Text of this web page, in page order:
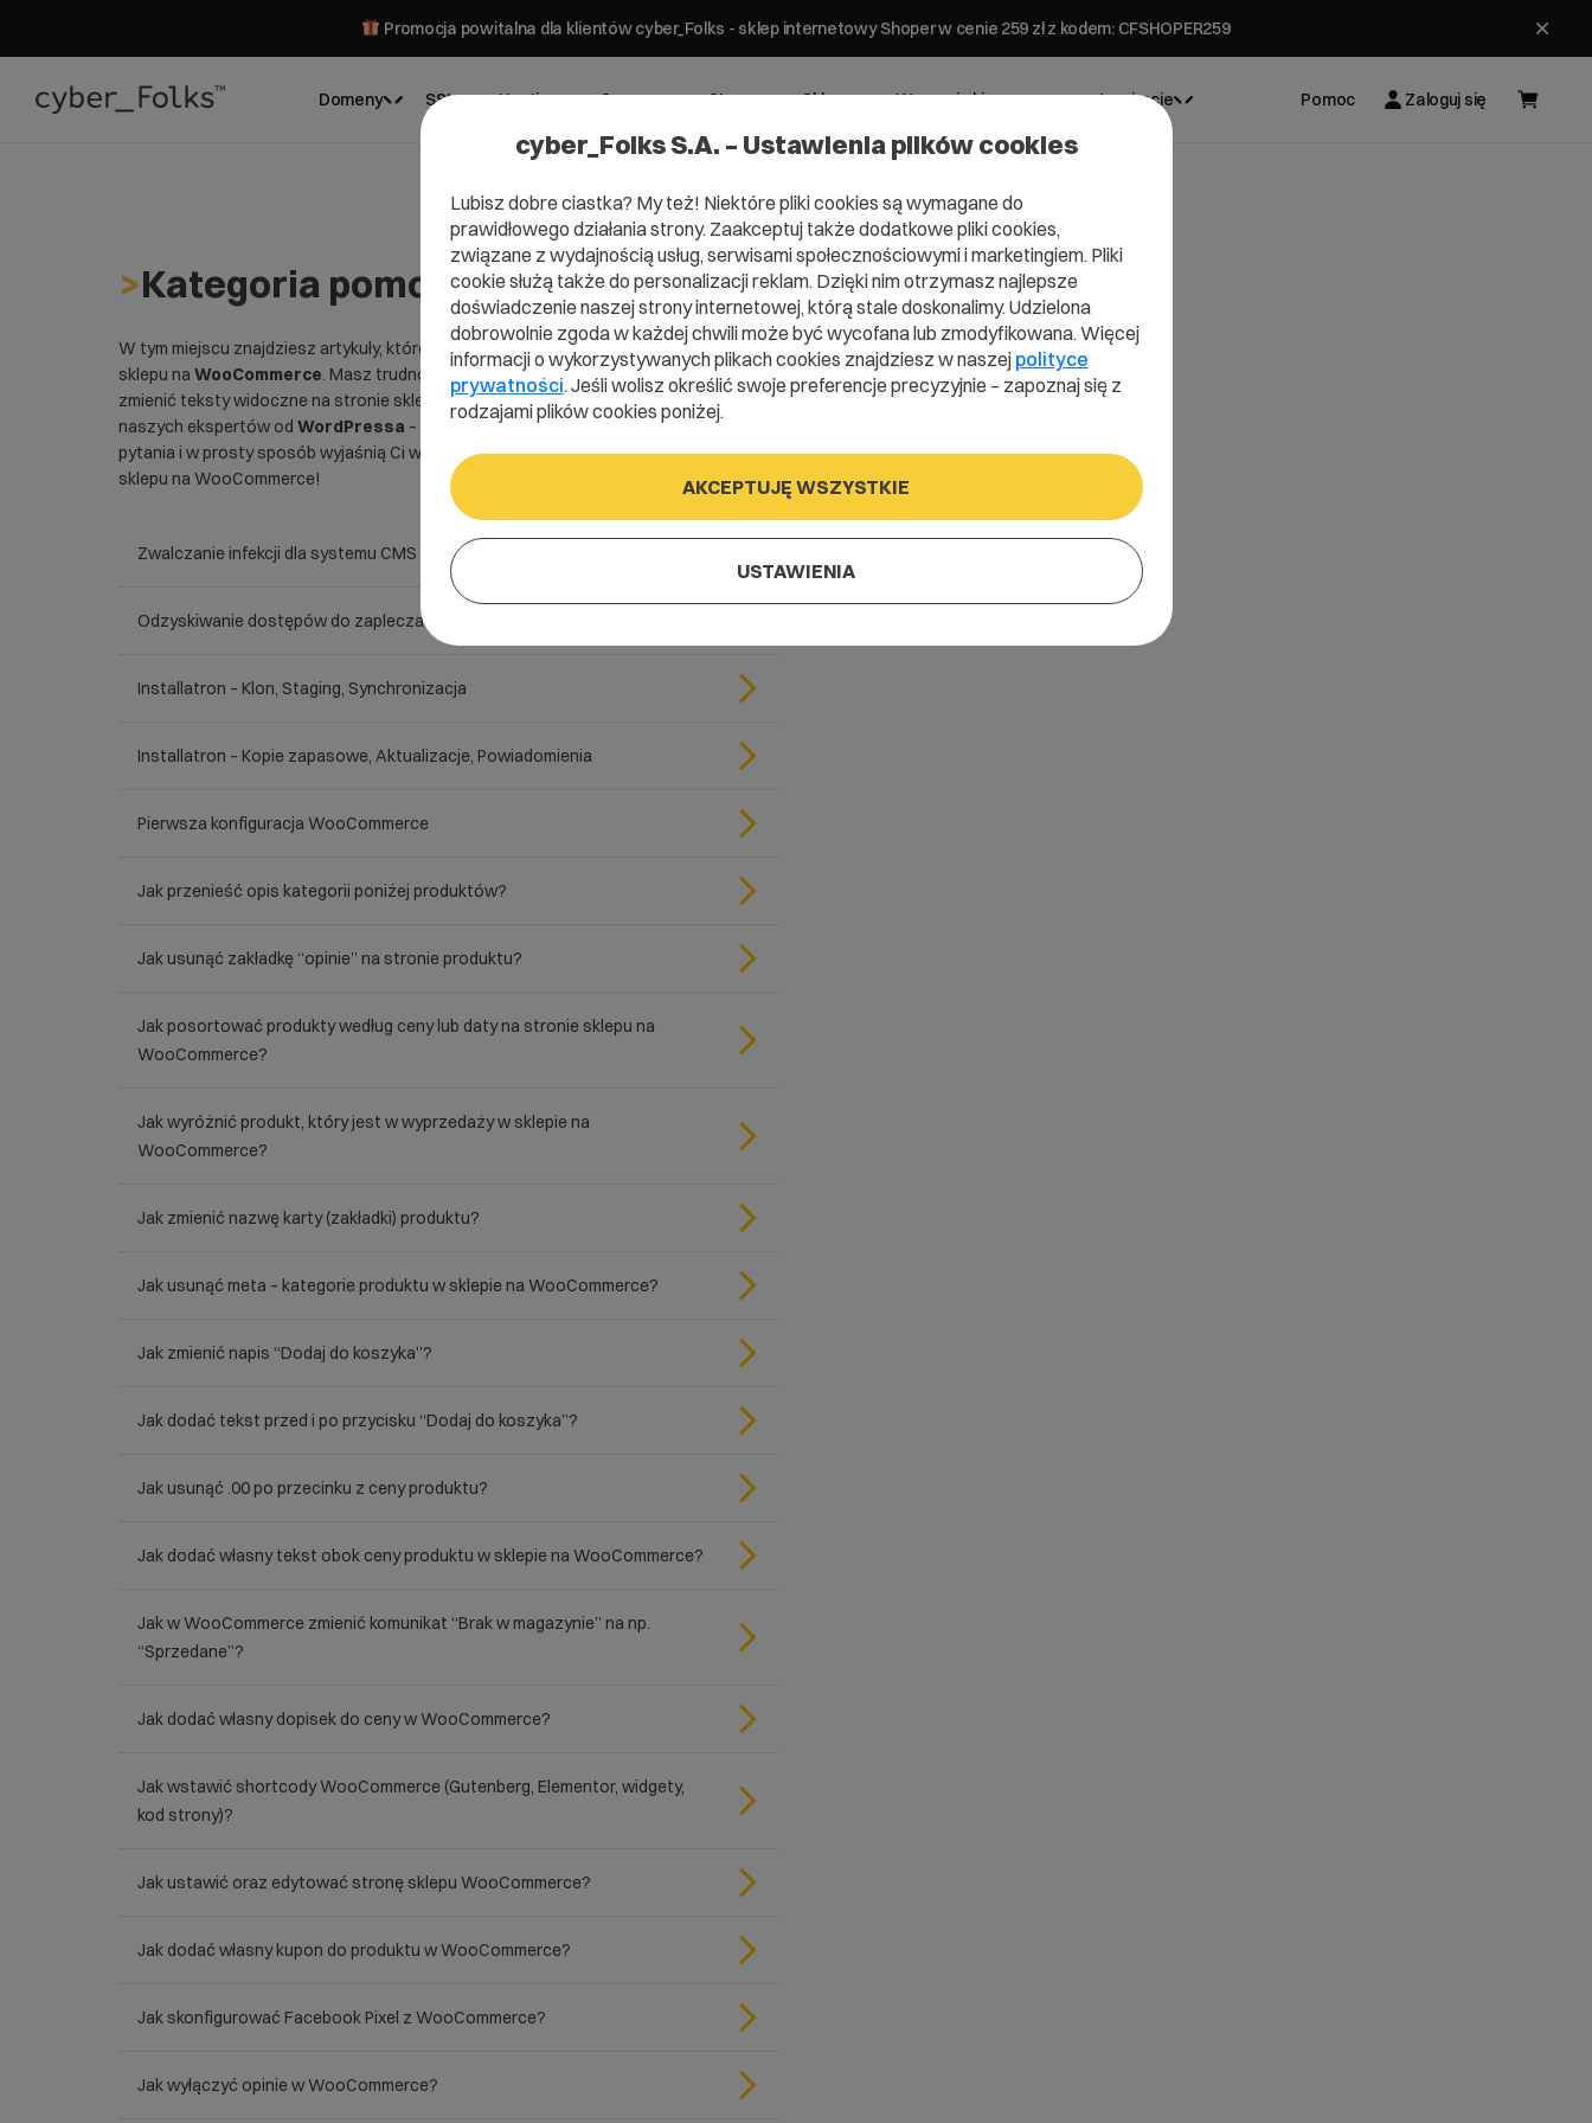
Promocja powitalna dla klientów cyber_Folks - sklep internetowy Shoper w cenie 259 zł z kodem: CFSHOPER259
Domeny SSL Hosting Serwery Strony Sklepy Wsparcie biznesowe Inspiracje Pomoc Zaloguj się
>Kategoria pomocy dla:WooCommerce
W tym miejscu znajdziesz artykuły, które będą pomocne w samodzielnej obsłudze
sklepu na WooCommerce. Masz trudności z prawidłową konfiguracją? Nie wiesz, jak
zmienić teksty widoczne na stronie sklepu? Czytaj poradniki przygotowane przez
naszych ekspertów od WordPressa – odpowiedzą one na najczęściej zadawane
pytania i w prosty sposób wyjaśnią Ci wszystkie zawiłości związane z prowadzeniem
sklepu na WooCommerce!
Zwalczanie infekcji dla systemu CMS WordPress
Odzyskiwanie dostępów do zaplecza WordPress
Installatron – Klon, Staging, Synchronizacja
Installatron – Kopie zapasowe, Aktualizacje, Powiadomienia
Pierwsza konfiguracja WooCommerce
Jak przenieść opis kategorii poniżej produktów?
Jak usunąć zakładkę “opinie” na stronie produktu?
Jak posortować produkty według ceny lub daty na stronie sklepu na
WooCommerce?
Jak wyróżnić produkt, który jest w wyprzedaży w sklepie na
WooCommerce?
Jak zmienić nazwę karty (zakładki) produktu?
Jak usunąć meta – kategorie produktu w sklepie na WooCommerce?
Jak zmienić napis “Dodaj do koszyka”?
Jak dodać tekst przed i po przycisku “Dodaj do koszyka”?
Jak usunąć .00 po przecinku z ceny produktu?
Jak dodać własny tekst obok ceny produktu w sklepie na WooCommerce?
Jak w WooCommerce zmienić komunikat “Brak w magazynie” na np.
“Sprzedane”?
Jak dodać własny dopisek do ceny w WooCommerce?
Jak wstawić shortcody WooCommerce (Gutenberg, Elementor, widgety,
kod strony)?
Jak ustawić oraz edytować stronę sklepu WooCommerce?
Jak dodać własny kupon do produktu w WooCommerce?
Jak skonfigurować Facebook Pixel z WooCommerce?
Jak wyłączyć opinie w WooCommerce?
cyber_Folks S.A. – Ustawienia plików cookies
Lubisz dobre ciastka? My też! Niektóre pliki cookies są wymagane do
prawidłowego działania strony. Zaakceptuj także dodatkowe pliki cookies,
związane z wydajnością usług, serwisami społecznościowymi i marketingiem. Pliki
cookie służą także do personalizacji reklam. Dzięki nim otrzymasz najlepsze
doświadczenie naszej strony internetowej, którą stale doskonalimy. Udzielona
dobrowolnie zgoda w każdej chwili może być wycofana lub zmodyfikowana. Więcej
informacji o wykorzystywanych plikach cookies znajdziesz w naszej polityce
prywatności. Jeśli wolisz określić swoje preferencje precyzyjnie – zapoznaj się z
rodzajami plików cookies poniżej.
AKCEPTUJĘ WSZYSTKIE
USTAWIENIA